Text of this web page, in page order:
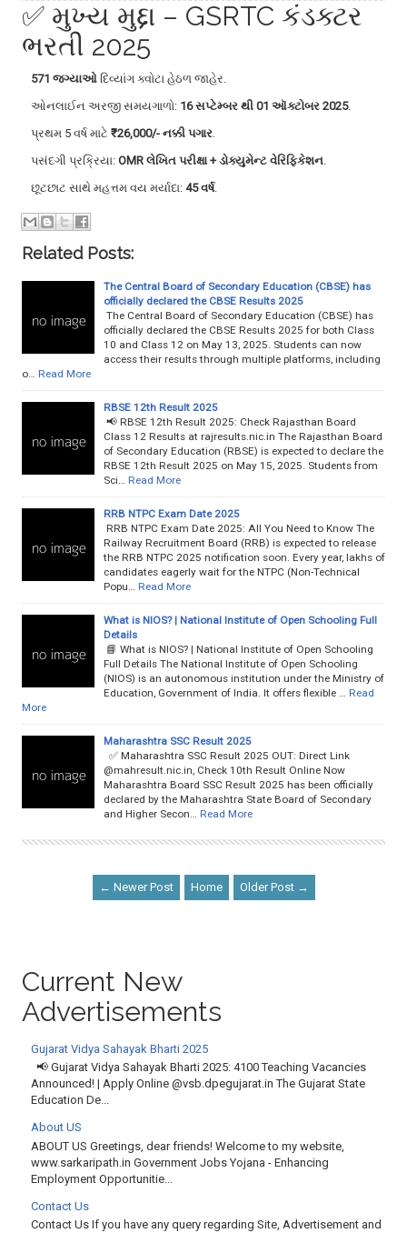
✅ મુખ્ય મુદ્દા – GSRTC કંડક્ટર
ભરતી 2025
571 જગ્યાઓ દિવ્યાંગ ક્વોટા હેઠળ જાહેર.
ઓનલાઈન અરજી સમયગાળો: 16 સપ્ટેમ્બર થી 01 ઑક્ટોબર 2025.
પ્રથમ 5 વર્ષ માટે ₹26,000/- નક્કી પગાર.
પસંદગી પ્રક્રિયા: OMR લેખિત પરીક્ષા + ડોક્યુમેન્ટ વેરિફિકેશન.
છૂટછાટ સાથે મહત્તમ વય મર્યાદા: 45 વર્ષ.
Related Posts:
The Central Board of Secondary Education (CBSE) has
officially declared the CBSE Results 2025
The Central Board of Secondary Education (CBSE) has
officially declared the CBSE Results 2025 for both Class
10 and Class 12 on May 13, 2025. Students can now
access their results through multiple platforms, including
o…
Read More
RBSE 12th Result 2025
📢 RBSE 12th Result 2025: Check Rajasthan Board
Class 12 Results at rajresults.nic.in The Rajasthan Board
of Secondary Education (RBSE) is expected to declare the
RBSE 12th Result 2025 on May 15, 2025. Students from
Sci…
Read More
RRB NTPC Exam Date 2025
RRB NTPC Exam Date 2025: All You Need to Know The
Railway Recruitment Board (RRB) is expected to release
the RRB NTPC 2025 notification soon. Every year, lakhs of
candidates eagerly wait for the NTPC (Non-Technical
Popu…
Read More
What is NIOS? | National Institute of Open Schooling Full
Details
📘 What is NIOS? | National Institute of Open Schooling
Full Details The National Institute of Open Schooling
(NIOS) is an autonomous institution under the Ministry of
Education, Government of India. It offers flexible …
Read
More
Maharashtra SSC Result 2025
✅ Maharashtra SSC Result 2025 OUT: Direct Link
@mahresult.nic.in, Check 10th Result Online Now
Maharashtra Board SSC Result 2025 has been officially
declared by the Maharashtra State Board of Secondary
and Higher Secon…
Read More
← Newer Post Home Older Post →
Current New
Advertisements
Gujarat Vidya Sahayak Bharti 2025
📢 Gujarat Vidya Sahayak Bharti 2025: 4100 Teaching Vacancies
Announced! | Apply Online @vsb.dpegujarat.in The Gujarat State
Education De...
About US
ABOUT US Greetings, dear friends! Welcome to my website,
www.sarkaripath.in Government Jobs Yojana - Enhancing
Employment Opportunitie...
Contact Us
Contact Us If you have any query regarding Site, Advertisement and